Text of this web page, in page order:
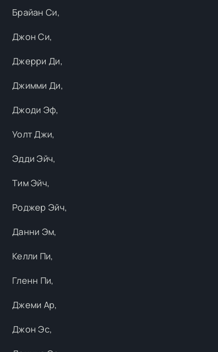
Брайан Си,
Джон Си,
Джерри Ди,
Джимми Ди,
Джоди Эф,
Уолт Джи,
Эдди Эйч,
Тим Эйч,
Роджер Эйч,
Данни Эм,
Келли Пи,
Гленн Пи,
Джеми Ар,
Джон Эс,